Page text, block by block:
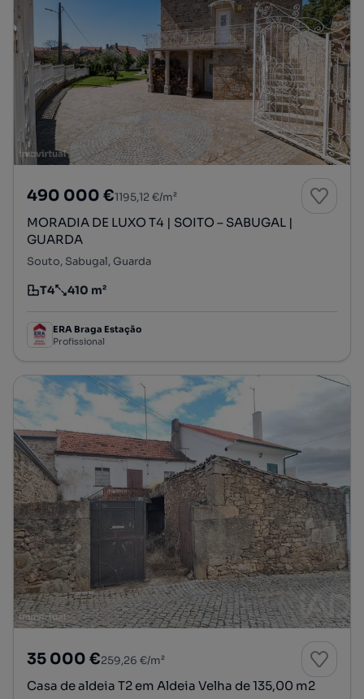
490 000 €1195,12 €/m²
MORADIA DE LUXO T4 | SOITO – SABUGAL |
GUARDA
Souto, Sabugal, Guarda
Tipologia
T4
Preço por metro quadrado
410 m²
ERA Braga Estação
Profissional
35 000 €259,26 €/m²
Casa de aldeia T2 em Aldeia Velha de 135,00 m2